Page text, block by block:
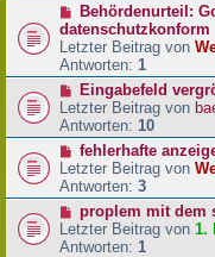
Behördenurteil:
datenschutzkonform
Letzter Beitrag von
Antworten: 1
Eingabefeld
Letzter Beitrag von
Antworten: 10
fehlerhafte
Letzter Beitrag von
Antworten: 3
proplem mit dem
Letzter Beitrag von 1.
Antworten: 1